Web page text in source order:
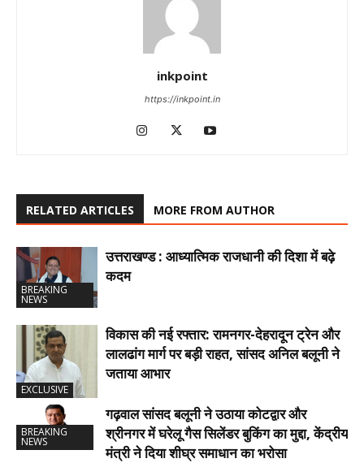
inkpoint
https://inkpoint.in
RELATED ARTICLES MORE FROM AUTHOR
BREAKING
NEWS
उत्तराखण्ड : आध्यात्मिक राजधानी की दिशा में बढ़े
कदम
EXCLUSIVE
विकास की नई रफ्तार: रामनगर-देहरादून ट्रेन और
लालढांग मार्ग पर बड़ी राहत, सांसद अनिल बलूनी ने
जताया आभार
BREAKING
NEWS
गढ़वाल सांसद बलूनी ने उठाया कोटद्वार और
श्रीनगर में घरेलू गैस सिलेंडर बुकिंग का मुद्दा, केंद्रीय
मंत्री ने दिया शीघ्र समाधान का भरोसा